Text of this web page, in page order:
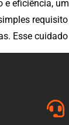
eficiência,
Esse